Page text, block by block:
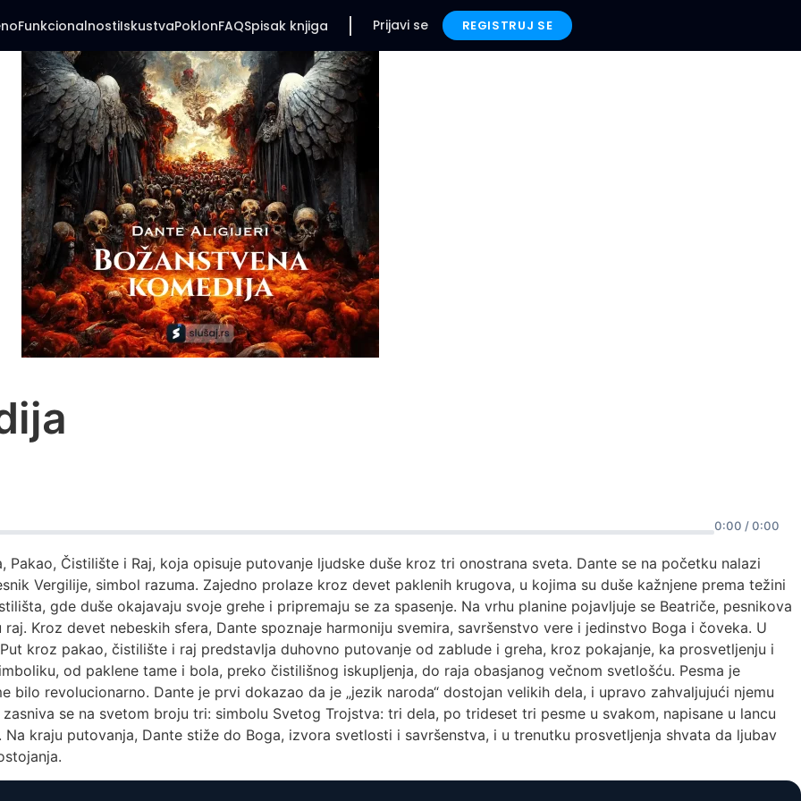
FunkcionalnostiIskustvaPoklonFAQSpisak knjiga Prijavi se REGISTRUJ SE
0:00 / 0:00
Čistilište i Raj, koja opisuje putovanje ljudske duše kroz tri onostrana sveta. Dante se na početku nalazi
Vergilije, simbol razuma. Zajedno prolaze kroz devet paklenih krugova, u kojima su duše kažnjene prema težini
gde duše okajavaju svoje grehe i pripremaju se za spasenje. Na vrhu planine pojavljuje se Beatriče, pesnikova
Kroz devet nebeskih sfera, Dante spoznaje harmoniju svemira, savršenstvo vere i jedinstvo Boga i čoveka. U
kroz pakao, čistilište i raj predstavlja duhovno putovanje od zablude i greha, kroz pokajanje, ka prosvetljenju i
od paklene tame i bola, preko čistilišnog iskupljenja, do raja obasjanog večnom svetlošću. Pesma je
bilo revolucionarno. Dante je prvi dokazao da je „jezik naroda“ dostojan velikih dela, i upravo zahvaljujući njemu
se na svetom broju tri: simbolu Svetog Trojstva: tri dela, po trideset tri pesme u svakom, napisane u lancu
kraju putovanja, Dante stiže do Boga, izvora svetlosti i savršenstva, i u trenutku prosvetljenja shvata da ljubav